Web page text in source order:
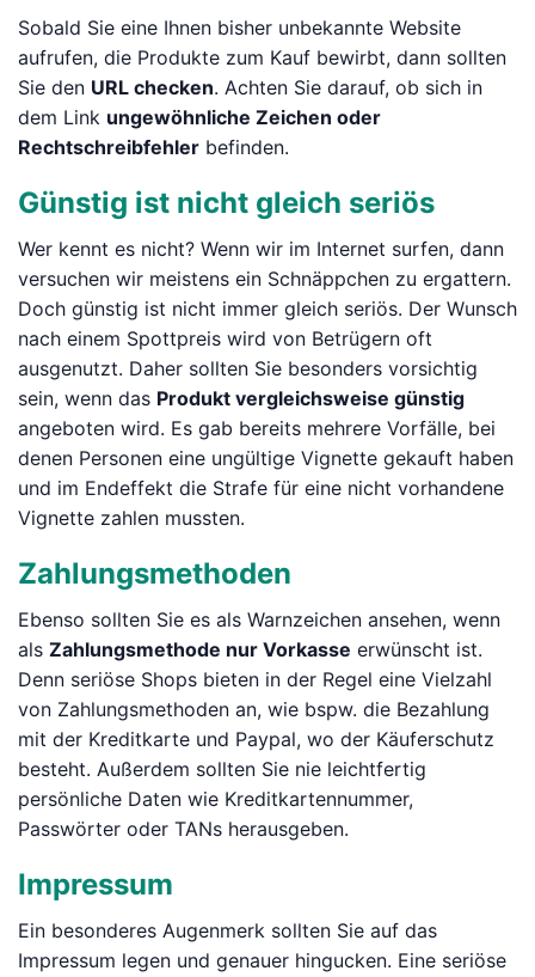
Sobald Sie eine Ihnen bisher unbekannte Website
aufrufen, die Produkte zum Kauf bewirbt, dann sollten
Sie den URL checken. Achten Sie darauf, ob sich in
dem Link ungewöhnliche Zeichen oder
Rechtschreibfehler befinden.
Günstig ist nicht gleich seriös
Wer kennt es nicht? Wenn wir im Internet surfen, dann
versuchen wir meistens ein Schnäppchen zu ergattern.
Doch günstig ist nicht immer gleich seriös. Der Wunsch
nach einem Spottpreis wird von Betrügern oft
ausgenutzt. Daher sollten Sie besonders vorsichtig
sein, wenn das Produkt vergleichsweise günstig
angeboten wird. Es gab bereits mehrere Vorfälle, bei
denen Personen eine ungültige Vignette gekauft haben
und im Endeffekt die Strafe für eine nicht vorhandene
Vignette zahlen mussten.
Zahlungsmethoden
Ebenso sollten Sie es als Warnzeichen ansehen, wenn
als Zahlungsmethode nur Vorkasse erwünscht ist.
Denn seriöse Shops bieten in der Regel eine Vielzahl
von Zahlungsmethoden an, wie bspw. die Bezahlung
mit der Kreditkarte und Paypal, wo der Käuferschutz
besteht. Außerdem sollten Sie nie leichtfertig
persönliche Daten wie Kreditkartennummer,
Passwörter oder TANs herausgeben.
Impressum
Ein besonderes Augenmerk sollten Sie auf das
Impressum legen und genauer hingucken. Eine seriöse